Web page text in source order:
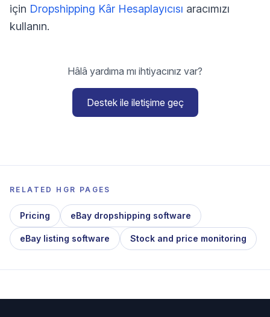
için Dropshipping Kâr Hesaplayıcısı aracımızı
kullanın.
Hâlâ yardıma mı ihtiyacınız var?
Destek ile iletişime geç
RELATED HGR PAGES
Pricing eBay dropshipping software
eBay listing software Stock and price monitoring